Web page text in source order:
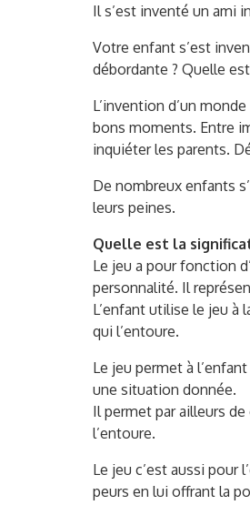
Il s’est inventé un ami
Votre enfant s’est
débordante ? Quelle
L’invention d’un
bons moments. Entre
inquiéter les parents.
De nombreux enfants
leurs peines.
Quelle est la
Le jeu a pour fonction
personnalité. Il
L’enfant utilise le jeu à
qui l’entoure.
Le jeu permet à
une situation donnée.
Il permet par ailleurs
l’entoure.
Le jeu c’est aussi pour
peurs en lui offrant la